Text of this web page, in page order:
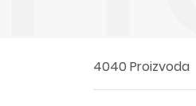
4040 Proizvoda